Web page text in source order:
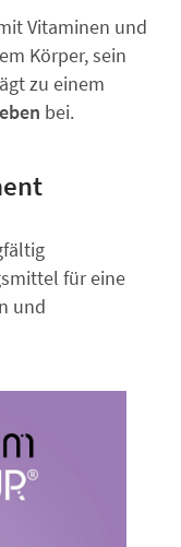
Vitaminen und
Körper, sein
zu einem
bei.
für eine
und